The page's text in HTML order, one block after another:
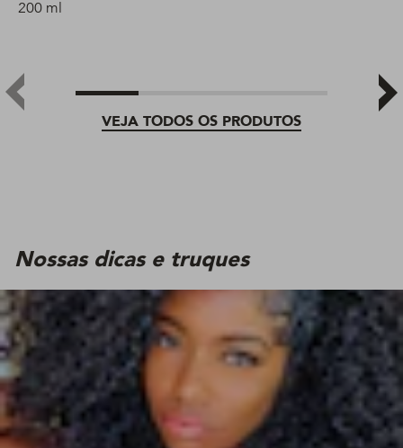
VEJA TODOS OS PRODUTOS
200 ml
Nossas dicas e truques